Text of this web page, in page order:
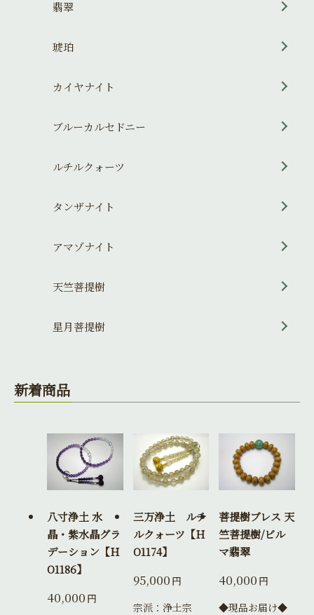
翡翠
琥珀
カイヤナイト
ブルーカルセドニー
ルチルクォーツ
タンザナイト
アマゾナイト
天竺菩提樹
星月菩提樹
新着商品
八寸浄土 水
晶・紫水晶グラ
デーション【H
O1186】
40,000 円
三万浄土 ルチ
ルクォーツ【H
O1174】
95,000 円
宗派：浄土宗
菩提樹ブレス 天
竺菩提樹/ビル
マ翡翠
40,000 円
◆現品お届け◆